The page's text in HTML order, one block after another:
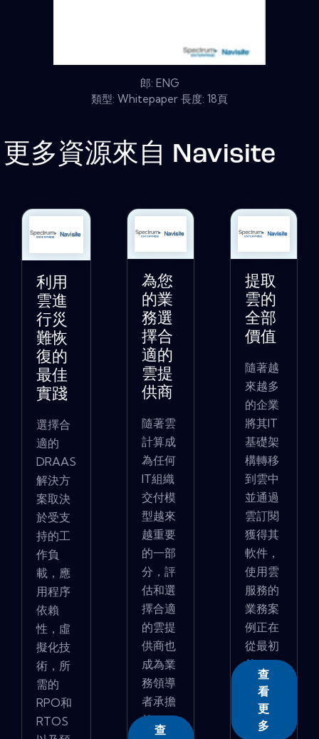
郎: ENG
類型: Whitepaper 長度: 18頁
更多資源來自 Navisite
利用
雲進
行災
難恢
復的
最佳
實踐
選擇合
適的
DRAAS
解決方
案取決
於受支
持的工
作負
載，應
用程序
依賴
性，虛
擬化技
術，所
需的
RPO和
RTOS
為您
的業
務選
擇合
適的
雲提
供商
隨著雲
計算成
為任何
IT組織
交付模
型越來
越重要
的一部
分，評
估和選
擇合適
的雲提
供商也
成為業
務領導
者承擔
的�...
查
提取
雲的
全部
價值
隨著越
來越多
的企業
將其IT
基礎架
構轉移
到雲中
並通過
雲訂閱
獲得其
軟件，
使用雲
服務的
業務案
例正在
從最初
的�...
查
看
更
多